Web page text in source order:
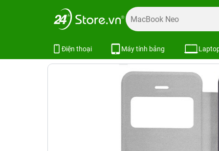
Điện thoại Máy tính bảng
Trang chủ Ốp lưng